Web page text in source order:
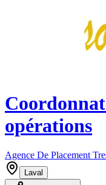
opérations
Agence De Placement
Laval